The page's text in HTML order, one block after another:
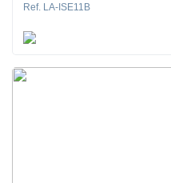
Ref. LA-ISE11B